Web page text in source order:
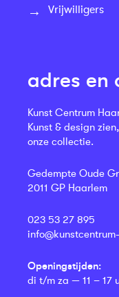
Vrijwilligers
adres en
Kunst Centrum
Kunst & design
onze collectie.
Gedempte Oude
2011 GP Haarlem
023 53 27 895
Openingstijden:
di t/m za — 11 – 17